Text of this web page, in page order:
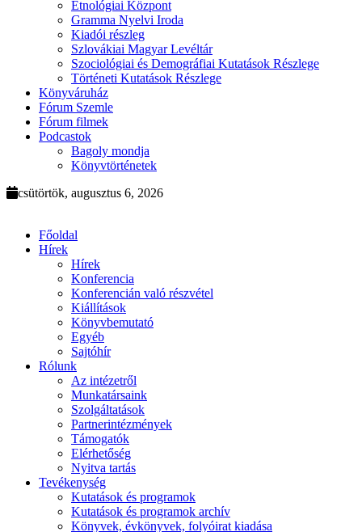
Etnológiai Központ
Gramma Nyelvi Iroda
Kiadói részleg
Szlovákiai Magyar Levéltár
Szociológiai és Demográfiai Kutatások Részlege
Történeti Kutatások Részlege
Könyváruház
Fórum Szemle
Fórum filmek
Podcastok
Bagoly mondja
Könyvtörténetek
csütörtök, augusztus 6, 2026
Főoldal
Hírek
Hírek
Konferencia
Konferencián való részvétel
Kiállítások
Könyvbemutató
Egyéb
Sajtóhír
Rólunk
Az intézetről
Munkatársaink
Szolgáltatások
Partnerintézmények
Támogatók
Elérhetőség
Nyitva tartás
Tevékenység
Kutatások és programok
Kutatások és programok archív
Könyvek, évkönyvek, folyóirat kiadása